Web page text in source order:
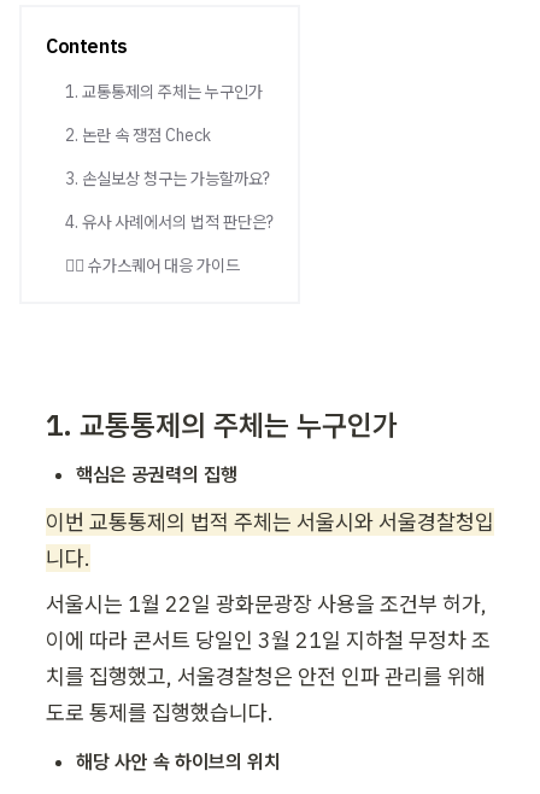
Contents
1. 교통통제의 주체는 누구인가
2. 논란 속 쟁점 Check
3. 손실보상 청구는 가능할까요?
4. 유사 사례에서의 법적 판단은?
💁‍♂️ 슈가스퀘어 대응 가이드
1. 교통통제의 주체는 누구인가
핵심은 공권력의 집행
이번 교통통제의 법적 주체는 서울시와 서울경찰청입
니다.
서울시는 1월 22일 광화문광장 사용을 조건부 허가,
이에 따라 콘서트 당일인 3월 21일 지하철 무정차 조
치를 집행했고, 서울경찰청은 안전 인파 관리를 위해
도로 통제를 집행했습니다.
해당 사안 속 하이브의 위치